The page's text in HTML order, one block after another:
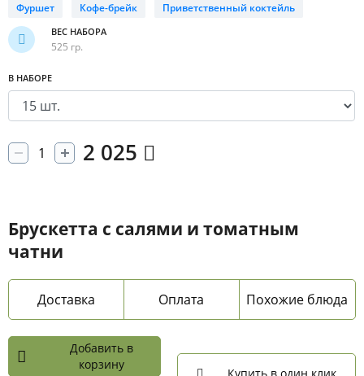
Брускетта с салями и томатным
чатни
Доставка Оплата Похожие блюда
Фуршет Кофе-брейк Приветственный коктейль
ВЕС НАБОРА
525 гр.
В НАБОРЕ
2 025
Добавить в
корзину